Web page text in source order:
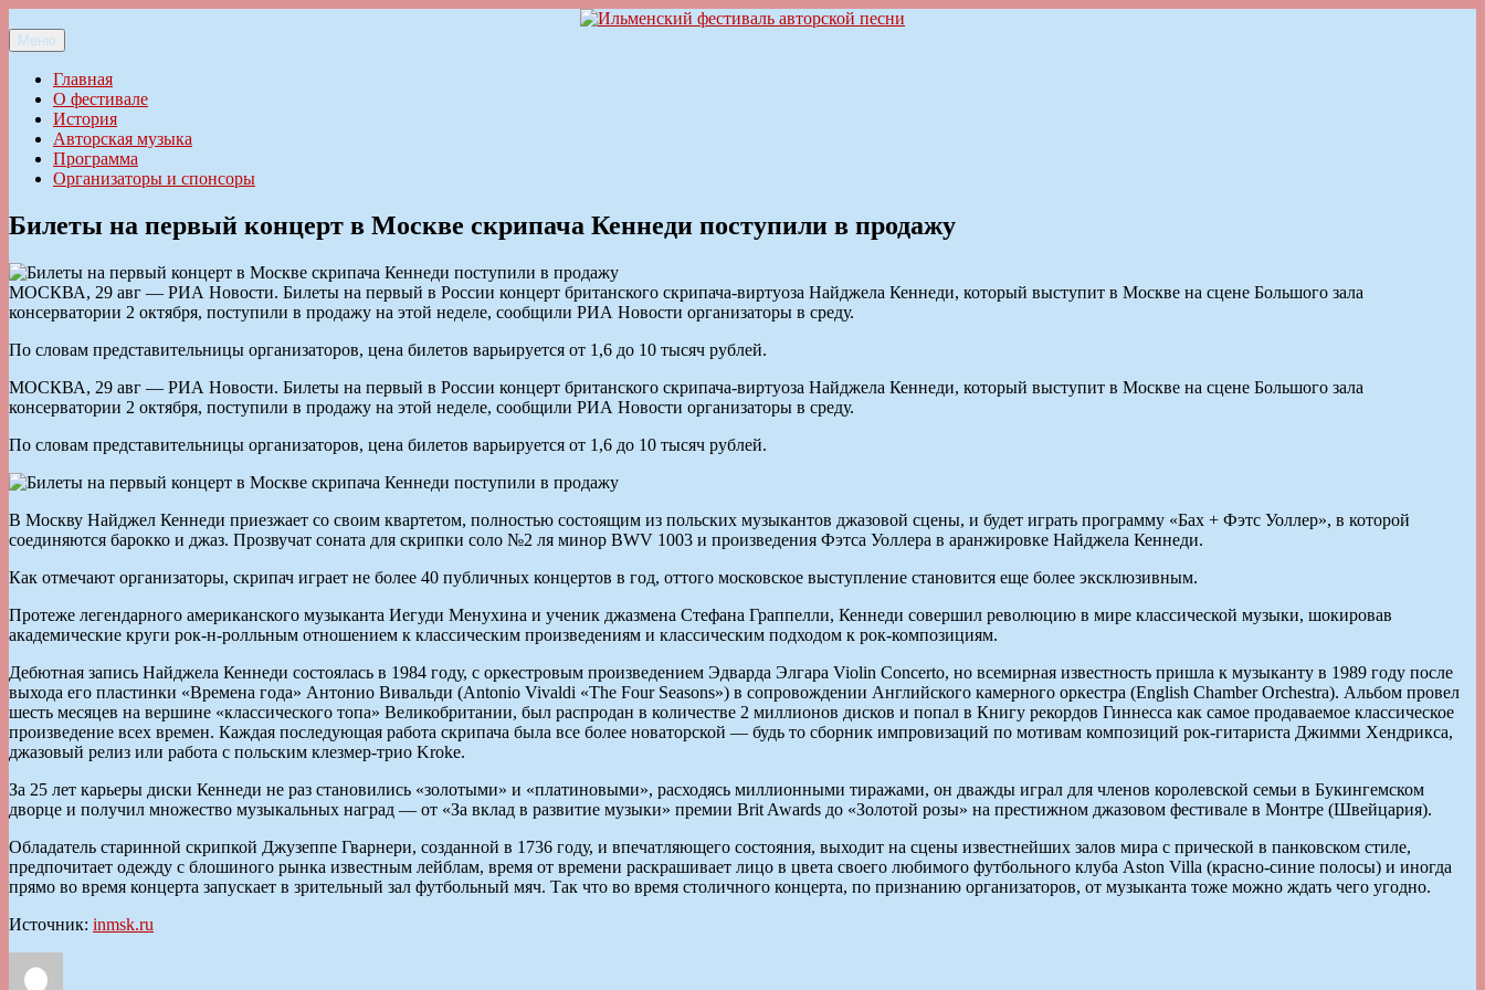
к
содержимому
Ильменский фестиваль авторской песни
Меню
Главная
О фестивале
История
Авторская музыка
Программа
Организаторы и спонсоры
Билеты на первый концерт в Москве скрипача Кеннеди поступили в продажу
МОСКВА, 29 авг — РИА Новости. Билеты на первый в России концерт британского скрипача-виртуоза Найджела Кеннеди, который выступит в Москве на сцене Большого зала
консерватории 2 октября, поступили в продажу на этой неделе, сообщили РИА Новости организаторы в среду.
По словам представительницы организаторов, цена билетов варьируется от 1,6 до 10 тысяч рублей.
МОСКВА, 29 авг — РИА Новости. Билеты на первый в России концерт британского скрипача-виртуоза Найджела Кеннеди, который выступит в Москве на сцене Большого зала
консерватории 2 октября, поступили в продажу на этой неделе, сообщили РИА Новости организаторы в среду.
По словам представительницы организаторов, цена билетов варьируется от 1,6 до 10 тысяч рублей.
В Москву Найджел Кеннеди приезжает со своим квартетом, полностью состоящим из польских музыкантов джазовой сцены, и будет играть программу «Бах + Фэтс Уоллер», в которой
соединяются барокко и джаз. Прозвучат соната для скрипки соло №2 ля минор BWV 1003 и произведения Фэтса Уоллера в аранжировке Найджела Кеннеди.
Как отмечают организаторы, скрипач играет не более 40 публичных концертов в год, оттого московское выступление становится еще более эксклюзивным.
Протеже легендарного американского музыканта Иегуди Менухина и ученик джазмена Стефана Граппелли, Кеннеди совершил революцию в мире классической музыки, шокировав
академические круги рок-н-ролльным отношением к классическим произведениям и классическим подходом к рок-композициям.
Дебютная запись Найджела Кеннеди состоялась в 1984 году, с оркестровым произведением Эдварда Элгара Violin Concerto, но всемирная известность пришла к музыканту в 1989 году после
выхода его пластинки «Времена года» Антонио Вивальди (Antonio Vivaldi «The Four Seasons») в сопровождении Английского камерного оркестра (English Chamber Orchestra). Альбом провел
шесть месяцев на вершине «классического топа» Великобритании, был распродан в количестве 2 миллионов дисков и попал в Книгу рекордов Гиннесса как самое продаваемое классическое
произведение всех времен. Каждая последующая работа скрипача была все более новаторской — будь то сборник импровизаций по мотивам композиций рок-гитариста Джимми Хендрикса,
джазовый релиз или работа с польским клезмер-трио Kroke.
За 25 лет карьеры диски Кеннеди не раз становились «золотыми» и «платиновыми», расходясь миллионными тиражами, он дважды играл для членов королевской семьи в Букингемском
дворце и получил множество музыкальных наград — от «За вклад в развитие музыки» премии Brit Awards до «Золотой розы» на престижном джазовом фестивале в Монтре (Швейцария).
Обладатель старинной скрипкой Джузеппе Гварнери, созданной в 1736 году, и впечатляющего состояния, выходит на сцены известнейших залов мира с прической в панковском стиле,
предпочитает одежду с блошиного рынка известным лейблам, время от времени раскрашивает лицо в цвета своего любимого футбольного клуба Aston Villa (красно-синие полосы) и иногда
прямо во время концерта запускает в зрительный зал футбольный мяч. Так что во время столичного концерта, по признанию организаторов, от музыканта тоже можно ждать чего угодно.
Источник: inmsk.ru